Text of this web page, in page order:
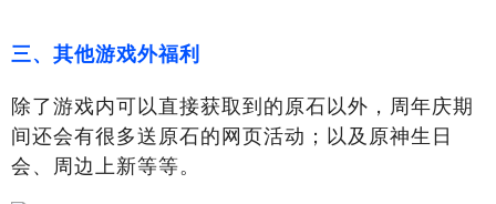
三、其他游戏外福利
除了游戏内可以直接获取到的原石以外，周年庆期
间还会有很多送原石的网页活动；以及原神生日
会、周边上新等等。